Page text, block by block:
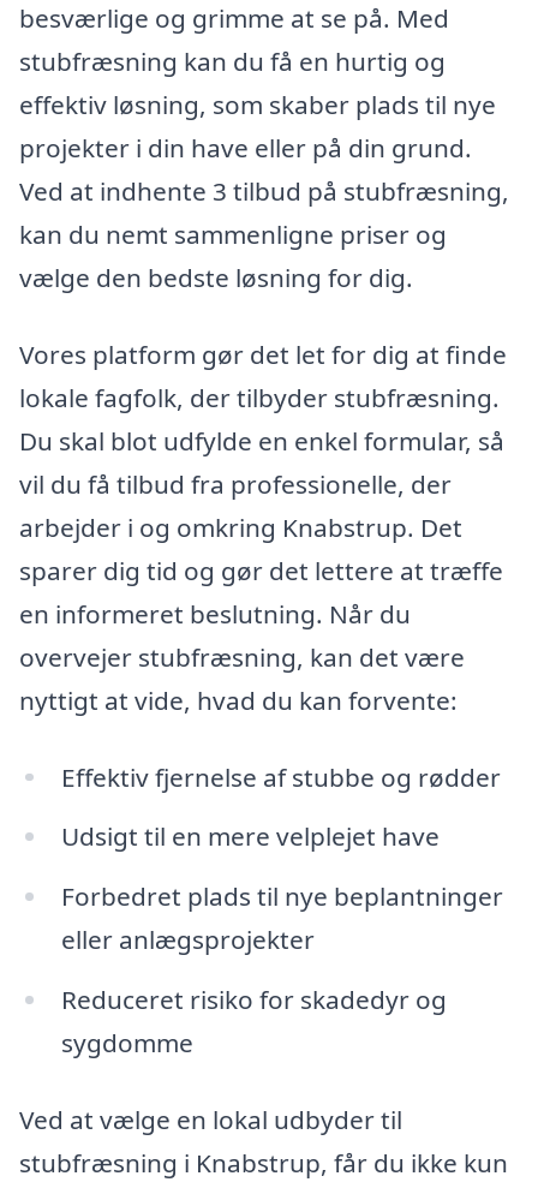
besværlige og grimme at se på. Med
stubfræsning kan du få en hurtig og
effektiv løsning, som skaber plads til nye
projekter i din have eller på din grund.
Ved at indhente 3 tilbud på stubfræsning,
kan du nemt sammenligne priser og
vælge den bedste løsning for dig.
Vores platform gør det let for dig at finde
lokale fagfolk, der tilbyder stubfræsning.
Du skal blot udfylde en enkel formular, så
vil du få tilbud fra professionelle, der
arbejder i og omkring Knabstrup. Det
sparer dig tid og gør det lettere at træffe
en informeret beslutning. Når du
overvejer stubfræsning, kan det være
nyttigt at vide, hvad du kan forvente:
Effektiv fjernelse af stubbe og rødder
Udsigt til en mere velplejet have
Forbedret plads til nye beplantninger
eller anlægsprojekter
Reduceret risiko for skadedyr og
sygdomme
Ved at vælge en lokal udbyder til
stubfræsning i Knabstrup, får du ikke kun